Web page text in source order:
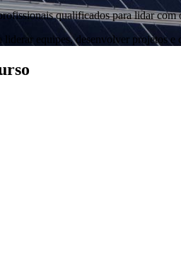
qualificados para lidar com
liderar equipes, desenvolver projetos